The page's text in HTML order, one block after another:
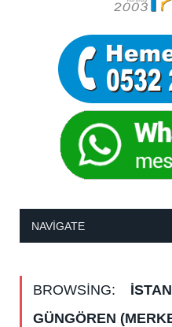
NAVIGATE
BROWSING:
GÜNGÖREN